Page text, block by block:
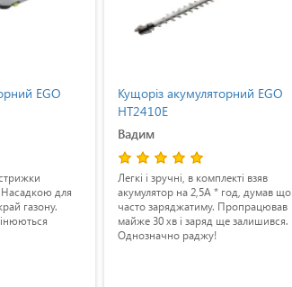
EGO
Насадкою для
газону.
Кущоріз акумуляторний EGO
HT2410E
Вадим
Легкі і зручні, в комплекті взяв
акумулятор на 2,5А * год, думав що
часто заряджатиму. Пропрацював
майже 30 хв і заряд ще залишився.
Однозначно раджу!